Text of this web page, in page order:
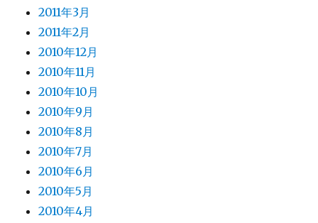
2011年3月
2011年2月
2010年12月
2010年11月
2010年10月
2010年9月
2010年8月
2010年7月
2010年6月
2010年5月
2010年4月